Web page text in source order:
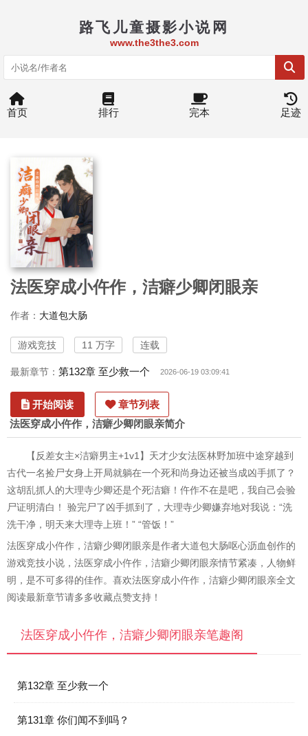
路飞儿童摄影小说网
www.the3the3.com
首页 排行 完本 足迹
法医穿成小仵作，洁癖少卿闭眼亲
作者： 大道包大肠
游戏竞技 11 万字 连载
最新章节： 第132章 至少救一个 2026-06-19 03:09:41
开始阅读 章节列表
法医穿成小仵作，洁癖少卿闭眼亲简介
【反差女主×洁癖男主+1v1】天才少女法医林野加班中途穿越到
古代一名捡尸女身上开局就躺在一个死和尚身边还被当成凶手抓了？
这胡乱抓人的大理寺少卿还是个死洁癖！仵作不在是吧，我自己会验
尸证明清白！ 验完尸了凶手抓到了，大理寺少卿嫌弃地对我说：“洗
洗干净，明天来大理寺上班！” “管饭！”
法医穿成小仵作，洁癖少卿闭眼亲是作者大道包大肠呕心沥血创作的
游戏竞技小说，法医穿成小仵作，洁癖少卿闭眼亲情节紧凑，人物鲜
明，是不可多得的佳作。喜欢法医穿成小仵作，洁癖少卿闭眼亲全文
阅读最新章节请多多收藏点赞支持！
法医穿成小仵作，洁癖少卿闭眼亲笔趣阁
第132章 至少救一个
第131章 你们闻不到吗？